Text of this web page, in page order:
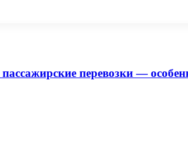
перевозки —